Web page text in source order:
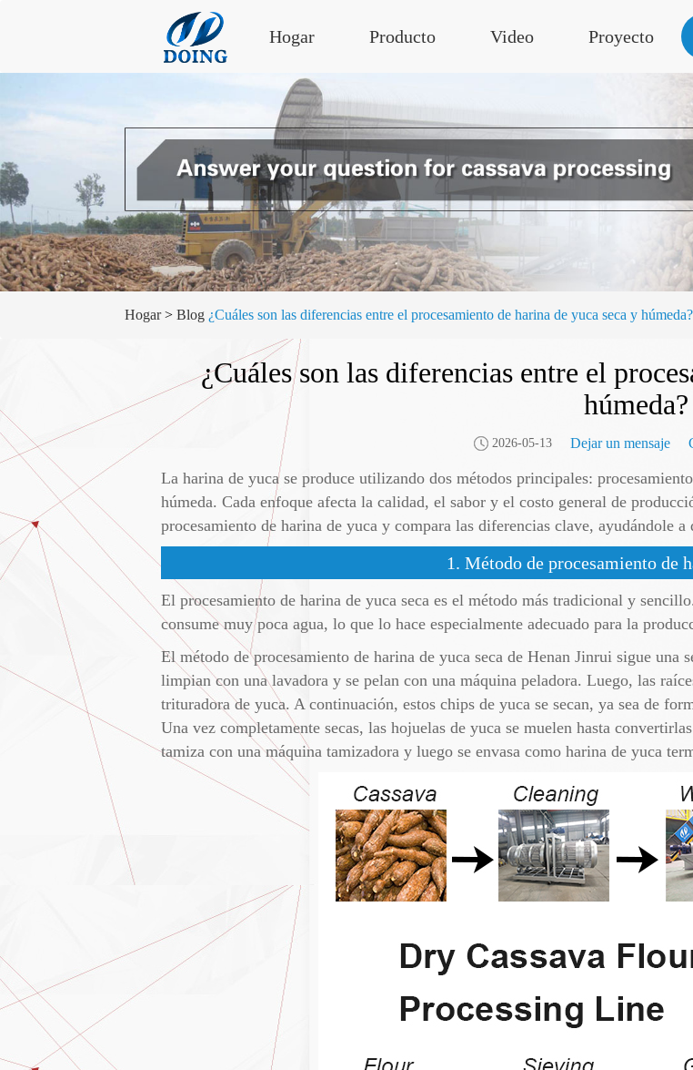
Hogar Producto Video Proyecto
Hogar> Blog ¿Cuáles son las diferencias entre el procesamiento de harina de yuca seca y húmeda?
¿Cuáles son las diferencias entre el
húmeda?
2026-05-13 Dejar un mensaje
La harina de yuca se produce utilizando dos métodos principales:
húmeda. Cada enfoque afecta la calidad, el sabor y el costo general de
procesamiento de harina de yuca y compara las diferencias clave, ayudándole
1. Método de procesamiento de
El procesamiento de harina de yuca seca es el método más tradicional y
consume muy poca agua, lo que lo hace especialmente adecuado para la
El método de procesamiento de harina de yuca seca de Henan Jinrui sigue una
limpian con una lavadora y se pelan con una máquina peladora. Luego, las
trituradora de yuca. A continuación, estos chips de yuca se secan, ya sea de
Una vez completamente secas, las hojuelas de yuca se muelen hasta
tamiza con una máquina tamizadora y luego se envasa como harina de yuca